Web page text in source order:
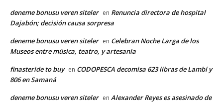
deneme bonusu veren siteler en Renuncia directora de hospital
Dajabón; decisión causa sorpresa
deneme bonusu veren siteler en Celebran Noche Larga de los
Museos entre música, teatro, y artesanía
finasteride to buy en CODOPESCA decomisa 623 libras de Lambí y
806 en Samaná
deneme bonusu veren siteler en Alexander Reyes es asesinado de